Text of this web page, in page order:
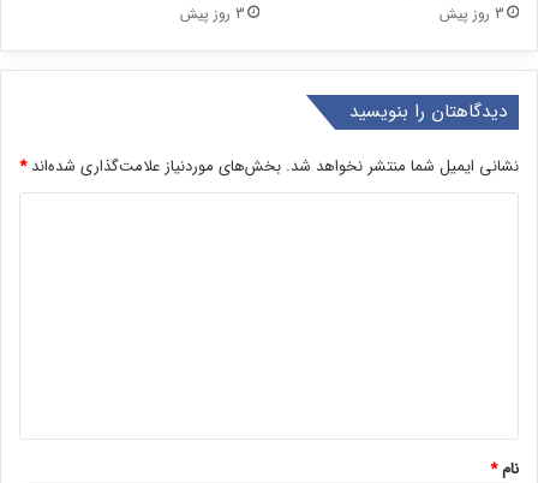
3 روز پیش 3 روز پیش
دیدگاهتان را بنویسید
نشانی ایمیل شما منتشر نخواهد شد. بخش‌های موردنیاز علامت‌گذاری شده‌اند*
نام*